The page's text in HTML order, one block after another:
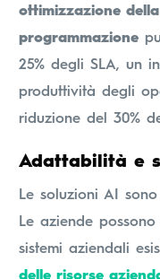
ottimizzazione
programmazione
25% degli SLA, un
produttività degli
riduzione del 30%
Adattabilità e
Le soluzioni AI
Le aziende
sistemi aziendali
delle risorse